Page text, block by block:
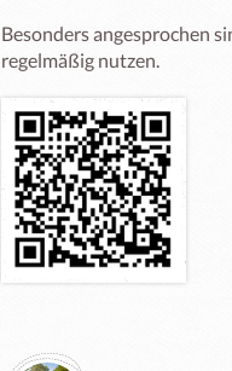
Besonders angesprochen
regelmäßig nutzen.